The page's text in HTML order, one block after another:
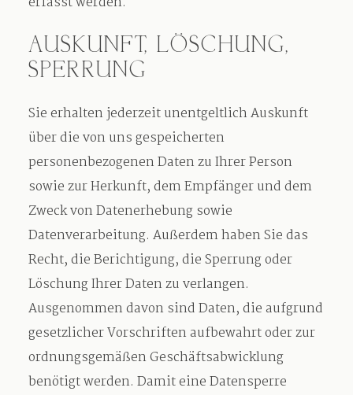
AUSKUNFT, LÖSCHUNG,
SPERRUNG
Sie erhalten jederzeit unentgeltlich Auskunft
über die von uns gespeicherten
personenbezogenen Daten zu Ihrer Person
sowie zur Herkunft, dem Empfänger und dem
Zweck von Datenerhebung sowie
Datenverarbeitung. Außerdem haben Sie das
Recht, die Berichtigung, die Sperrung oder
Löschung Ihrer Daten zu verlangen.
Ausgenommen davon sind Daten, die aufgrund
gesetzlicher Vorschriften aufbewahrt oder zur
ordnungsgemäßen Geschäftsabwicklung
benötigt werden. Damit eine Datensperre